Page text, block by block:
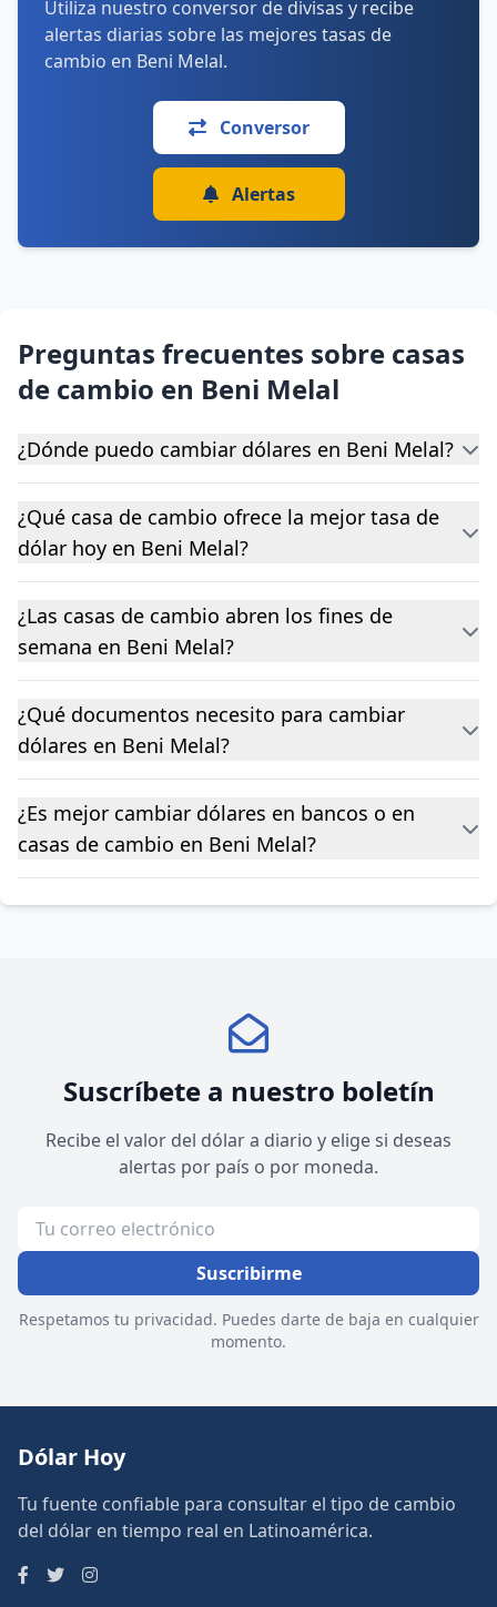
Utiliza nuestro conversor de divisas y recibe
alertas diarias sobre las mejores tasas de
cambio en Beni Melal.
Conversor
Alertas
Preguntas frecuentes sobre casas
de cambio en Beni Melal
¿Dónde puedo cambiar dólares en Beni Melal?
¿Qué casa de cambio ofrece la mejor tasa de
dólar hoy en Beni Melal?
¿Las casas de cambio abren los fines de
semana en Beni Melal?
¿Qué documentos necesito para cambiar
dólares en Beni Melal?
¿Es mejor cambiar dólares en bancos o en
casas de cambio en Beni Melal?
Suscríbete a nuestro boletín
Recibe el valor del dólar a diario y elige si deseas
alertas por país o por moneda.
Suscribirme
Respetamos tu privacidad. Puedes darte de baja en cualquier
momento.
Dólar Hoy
Tu fuente confiable para consultar el tipo de cambio
del dólar en tiempo real en Latinoamérica.